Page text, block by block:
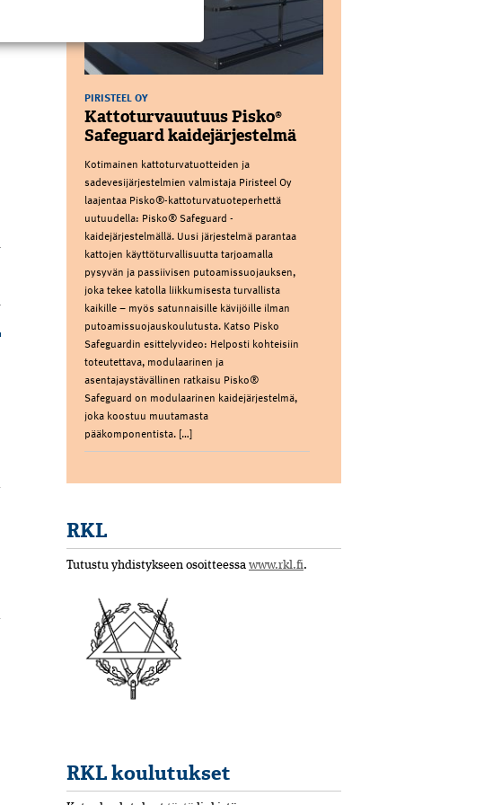
PIRISTEEL OY
Kattoturvauutuus Pisko®
Safeguard kaidejärjestelmä
Kotimainen kattoturvatuotteiden ja
sadevesijärjestelmien valmistaja Piristeel Oy
laajentaa Pisko®-kattoturvatuoteperhettä
uutuudella: Pisko® Safeguard -
kaidejärjestelmällä. Uusi järjestelmä parantaa
kattojen käyttöturvallisuutta tarjoamalla
pysyvän ja passiivisen putoamissuojauksen,
joka tekee katolla liikkumisesta turvallista
kaikille – myös satunnaisille kävijöille ilman
putoamissuojauskoulutusta. Katso Pisko
Safeguardin esittelyvideo: Helposti kohteisiin
toteutettava, modulaarinen ja
asentajaystävällinen ratkaisu Pisko®
Safeguard on modulaarinen kaidejärjestelmä,
joka koostuu muutamasta
pääkomponentista. […]
RKL
Tutustu yhdistykseen osoitteessa www.rkl.fi.
RKL koulutukset